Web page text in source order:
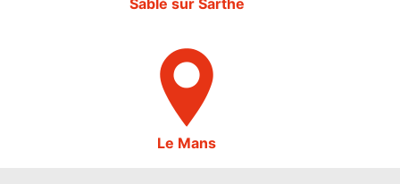
Sablé sur Sarthe
Le Mans